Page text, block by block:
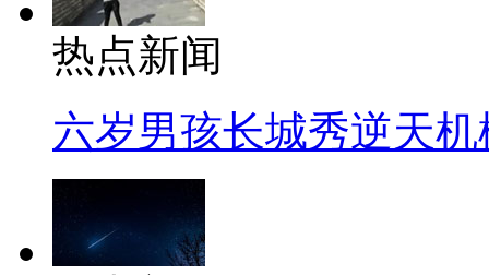
热点新闻
六岁男孩长城秀逆天机